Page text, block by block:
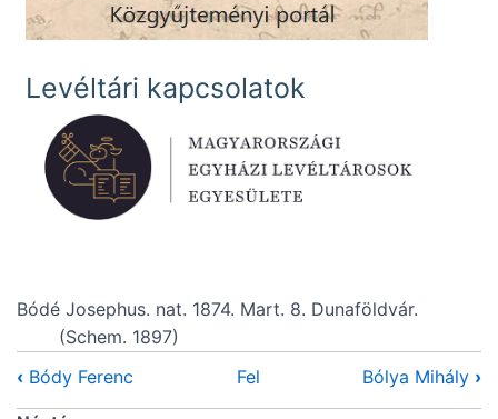
Levéltári kapcsolatok
Bódé Josephus. nat. 1874. Mart. 8. Dunaföldvár.
(Schem. 1897)
‹ Bódy Ferenc Fel Bólya Mihály ›